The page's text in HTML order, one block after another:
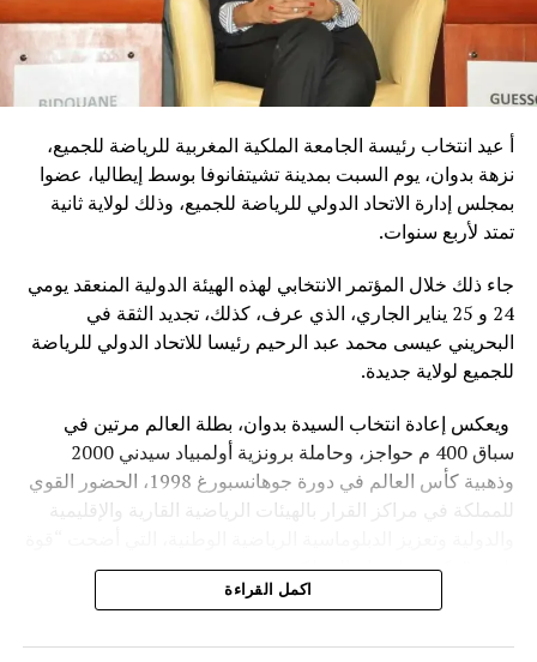
أ عيد انتخاب رئيسة الجامعة الملكية المغربية للرياضة للجميع،
نزهة بدوان، يوم السبت بمدينة تشيتفانوفا بوسط إيطاليا، عضوا
بمجلس إدارة الاتحاد الدولي للرياضة للجميع، وذلك لولاية ثانية
تمتد لأربع سنوات.
جاء ذلك خلال المؤتمر الانتخابي لهذه الهيئة الدولية المنعقد يومي
24 و 25 يناير الجاري، الذي عرف، كذلك، تجديد الثقة في
البحريني عيسى محمد عبد الرحيم رئيسا للاتحاد الدولي للرياضة
للجميع لولاية جديدة.
ويعكس إعادة انتخاب السيدة بدوان، بطلة العالم مرتين في
سباق 400 م حواجز، وحاملة برونزية أولمبياد سيدني 2000
وذهبية كأس العالم في دورة جوهانسبورغ 1998، الحضور القوي
للمملكة في مراكز القرار بالهيئات الرياضية القارية والإقليمية
ناعمة” تكرس إشعاع المملكة.
لهذه الهيئة الرياضية الدولية مشاركة 101 عضوا يمثلون 35 دولة
اكمل القراءة